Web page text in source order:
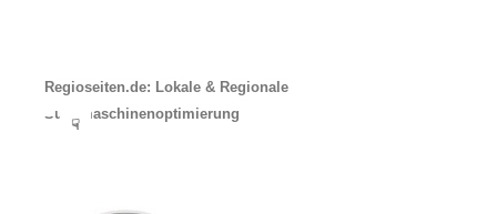
Regioseiten.de: Lokale & Regionale
Suchmaschinenoptimierung
☟